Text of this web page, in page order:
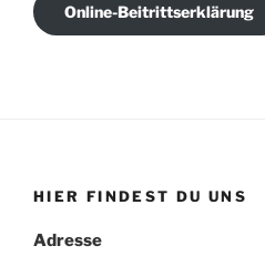
Online-Beitrittserklärung
HIER FINDEST DU UNS
Adresse